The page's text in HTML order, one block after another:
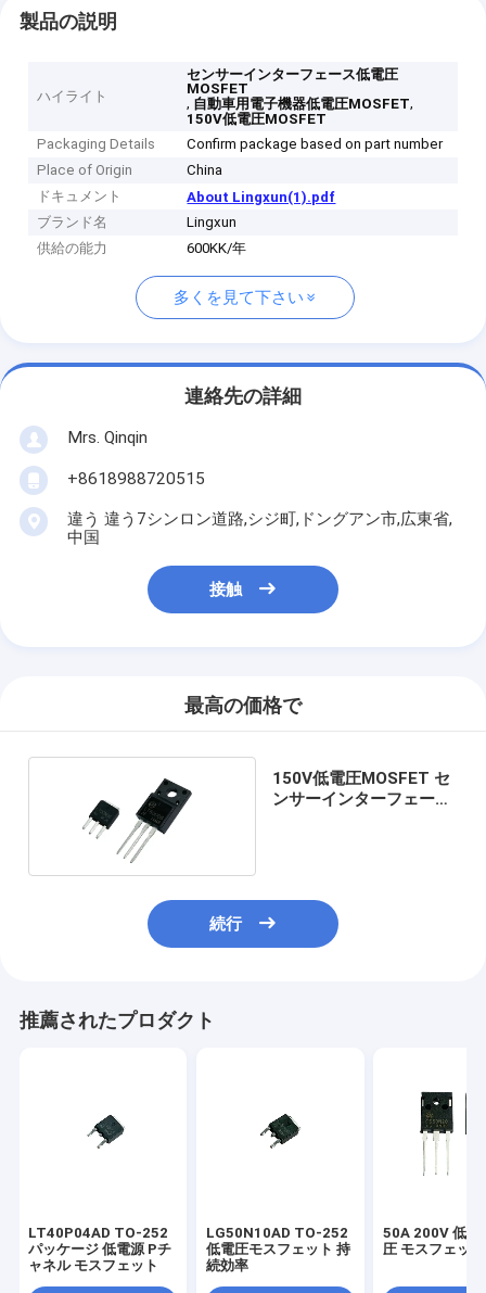
製品の説明
ハイライト
センサーインターフェース低電圧
MOSFET
, 自動車用電子機器低電圧MOSFET,
150V低電圧MOSFET
Packaging Details
Confirm package based on part number
Place of Origin
China
ドキュメント
About Lingxun(1).pdf
ブランド名
Lingxun
供給の能力
600KK/年
多くを見て下さい
連絡先の詳細
Mrs. Qinqin
+8618988720515
違う 違う7シンロン道路,シジ町,ドングアン市,広東省,
中国
接触
最高の価格で
150V低電圧MOSFET セ
ンサーインターフェース
続行
推薦されたプロダクト
LT40P04AD TO-252
パッケージ 低電源 Pチ
ャネル モスフェット
LG50N10AD TO-252
低電圧モスフェット 持
続効率
50A 200V 低ゲ
圧 モスフェッ